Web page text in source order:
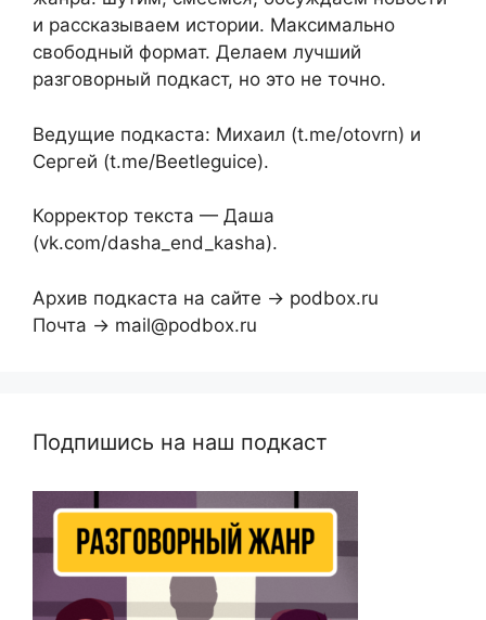
и рассказываем истории. Максимально
свободный формат. Делаем лучший
разговорный подкаст, но это не точно.
Ведущие подкаста: Михаил (t.me/otovrn) и
Сергей (t.me/Beetleguice).
Корректор текста — Даша
(vk.com/dasha_end_kasha).
Архив подкаста на сайте → podbox.ru
Почта → mail@podbox.ru
Подпишись на наш подкаст